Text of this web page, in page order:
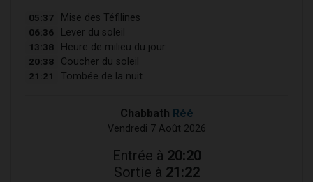
05:37 Mise des Téfilines
06:36 Lever du soleil
13:38 Heure de milieu du jour
20:38 Coucher du soleil
21:21 Tombée de la nuit
Chabbath Réé
Vendredi 7 Août 2026
Entrée à 20:20
Sortie à 21:22